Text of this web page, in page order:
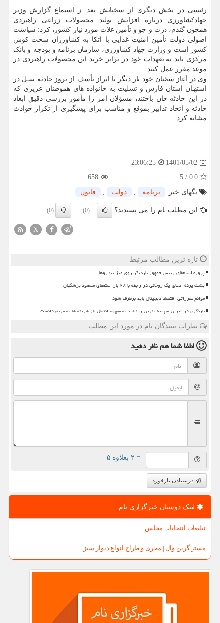
رئیسی در بخش دیگری از سخنانش بعد از استماع گزارش وزیر
جهادکشاورزی درباره افزایش تولید محصولات زراعی راهبردی
همچون گندم، ذرت و جو و تأمین غلات مورد نیاز کشور، کرد: سیاست
اصولی دولت تأمین امنیت غذایی با اتکا به کشاورزان سخت کوش
کشور است و وزارت جهاد کشاورزی، سازمان برنامه و بودجه و بانک
مرکزی باید به تعهدات خود در برابر خرید این محصولات راهبردی در
موعد مقرر عمل کنند.
وی در آغاز سخنان خود بار دیگر با ابراز تأسف از بروز حادثه سیل در
استهبان استان فارس و تسلیت به خانواده های هموطنان عزیزی که
در این حادثه جان باختند، مسؤلان امر را مأمور بررسی دقیق ابعاد
حادثه و اتخاذ تدابیر بموقع و مناسب برای پیشگیری از تکرار حوادث
مشابه کرد.
1401/05/02
23:06:25
0.0
/
5
658
تگهای خبر:
برنامه , دولت , قانون
این مطلب نام را می پسندید؟ (0)
(0)
X
تازه ترین مطالب مرتبط
پروژه استعفای رییس جمهور باردیگر روی میز تندروها
پشت پرده ادعای یک روحانی در رابطه با ۲۸ بار استعفای مسعود پزشکیان
موانع مقرراتی اقتصاد دیجیتال باید برطرف شود
بازنگری در میزان سهمیه بنزین را نباید به مفهوم انتقال بار هزینه ها به مردم دانست
نظرات بینندگان نام در مورد این مطلب
لطفا شما همنظر دهید
= ۲ بعلاوه ۵
فرستادن بازخورد
لینک دوستان خبرگزاری نام
تبلیغات انتخابات مجلس
مستر گرین وال | مجری و طراح انواع دیوار سبز